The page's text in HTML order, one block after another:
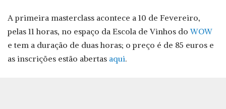
A primeira masterclass acontece a 10 de Fevereiro,
pelas 11 horas, no espaço da Escola de Vinhos doWOW
e tem a duração de duas horas; o preço é de 85 euros e
as inscrições estão abertas aqui.